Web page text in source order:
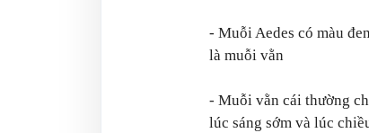
- Muỗi Aedes có màu
là muỗi vằn
- Muỗi vằn cái thường
lúc sáng sớm và lúc